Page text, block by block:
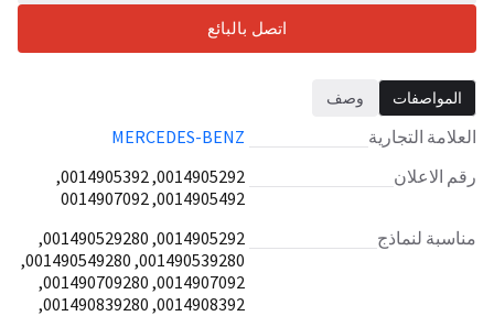
اتصل بالبائع
المواصفات وصف
العلامة التجارية
MERCEDES-BENZ
رقم الاعلان
0014905292, 0014905392,
0014905492, 0014907092
مناسبة لنماذج
0014905292, 001490529280,
001490539280, 001490549280,
0014907092, 001490709280,
0014908392, 001490839280,